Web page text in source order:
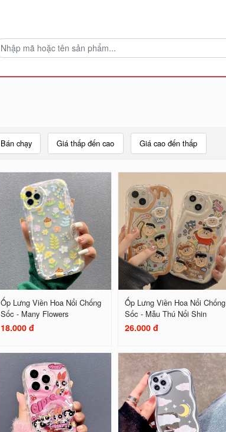
Bán chạy Giá thấp đến cao Giá cao đến thấp
Ốp Lưng Viền Hoa Nổi Chống
Sốc - Many Flowers
18.000 đ
Ốp Lưng Viền Hoa Nổi Chống
Sốc - Mẫu Thú Nổi Shin
26.000 đ